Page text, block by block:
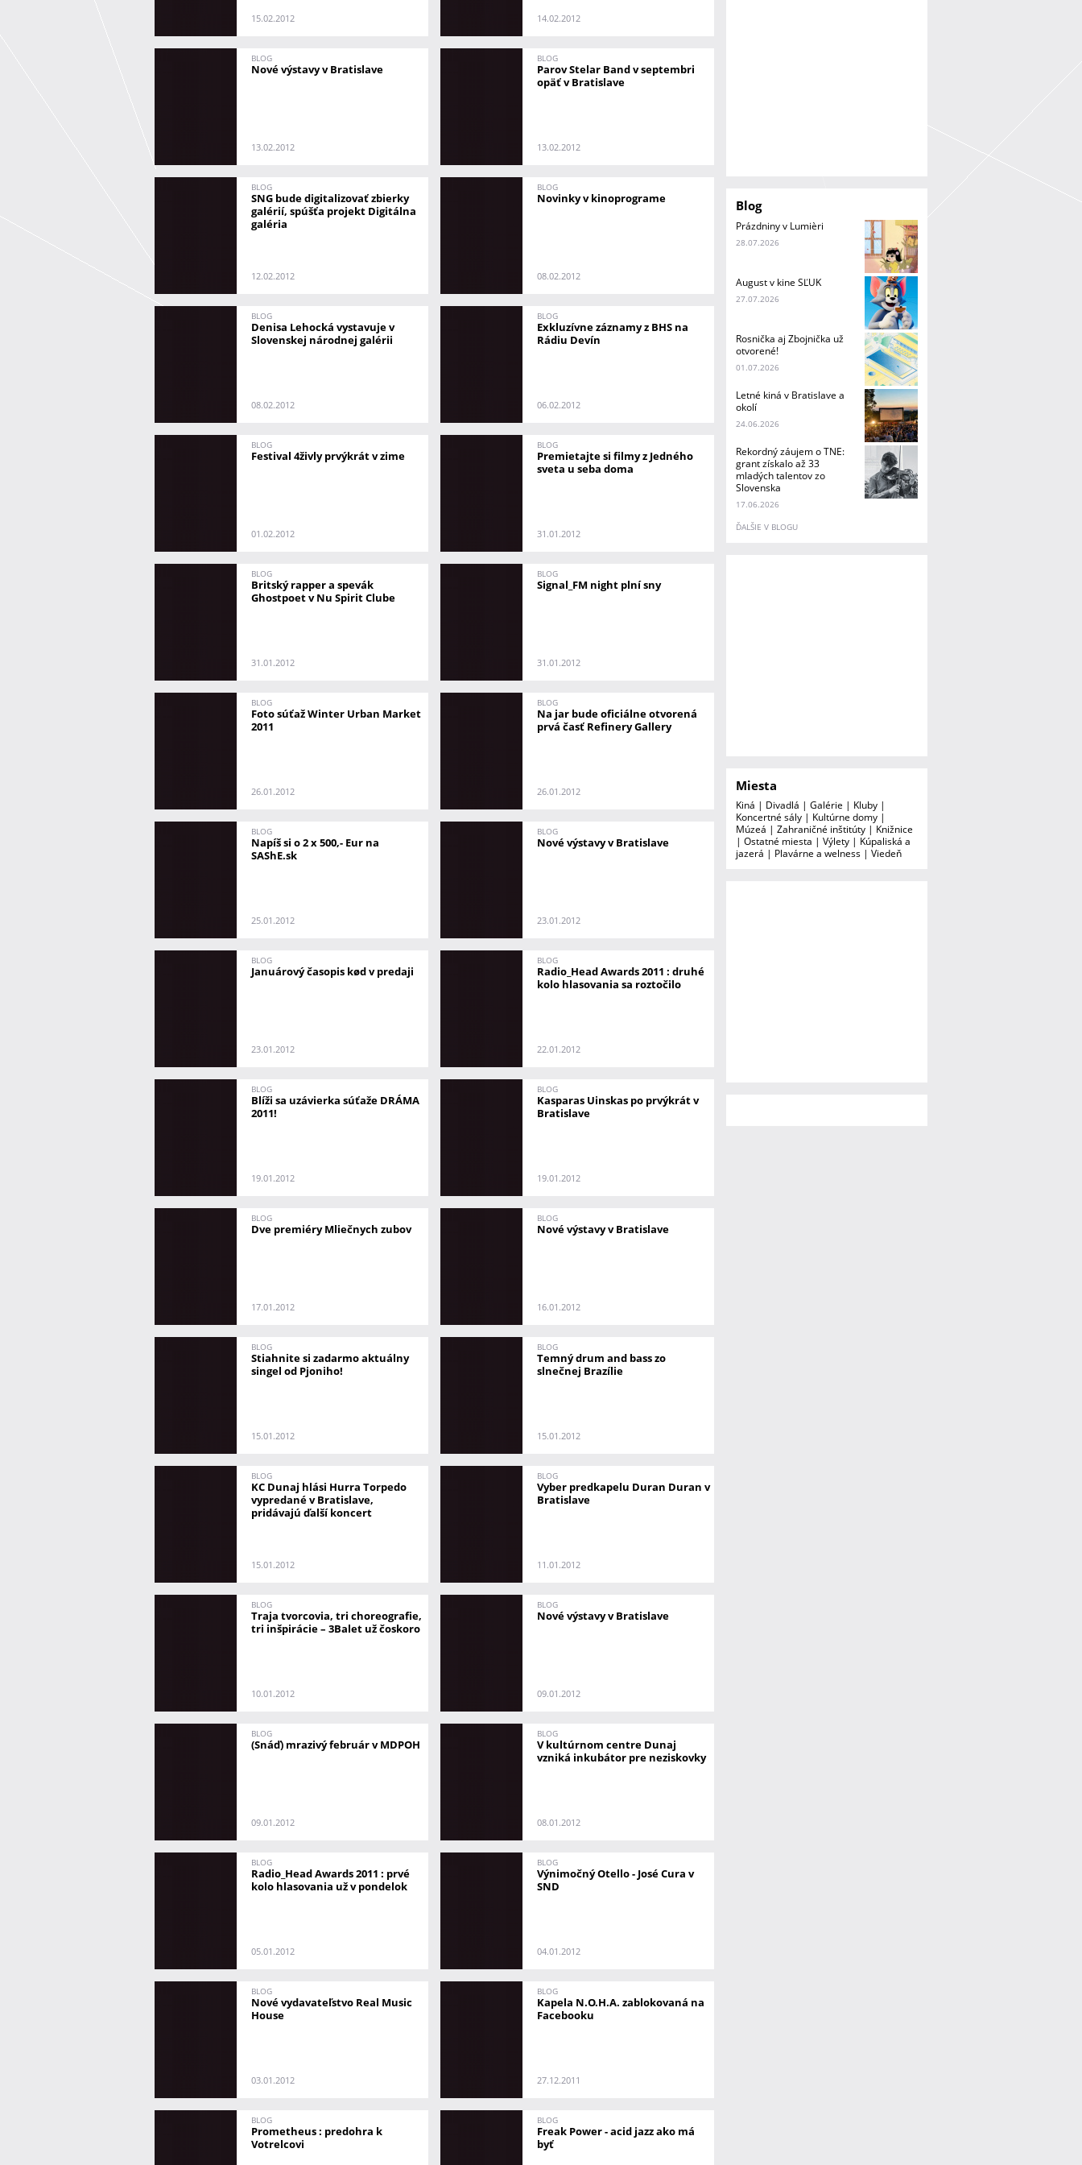
15.02.2012 14.02.2012
BLOG
Nové výstavy v Bratislave
13.02.2012
BLOG
Parov Stelar Band v septembri
opäť v Bratislave
13.02.2012
BLOG
SNG bude digitalizovať zbierky
galérií, spúšťa projekt Digitálna
galéria
12.02.2012
BLOG
Novinky v kinoprograme
08.02.2012
BLOG
Denisa Lehocká vystavuje v
Slovenskej národnej galérii
08.02.2012
BLOG
Exkluzívne záznamy z BHS na
Rádiu Devín
06.02.2012
BLOG
Festival 4živly prvýkrát v zime
01.02.2012
BLOG
Premietajte si filmy z Jedného
sveta u seba doma
31.01.2012
BLOG
Britský rapper a spevák
Ghostpoet v Nu Spirit Clube
31.01.2012
BLOG
Signal_FM night plní sny
31.01.2012
BLOG
Foto súťaž Winter Urban Market
2011
26.01.2012
BLOG
Na jar bude oficiálne otvorená
prvá časť Refinery Gallery
26.01.2012
BLOG
Napíš si o 2 x 500,- Eur na
SAShE.sk
25.01.2012
BLOG
Nové výstavy v Bratislave
23.01.2012
BLOG
Januárový časopis kød v predaji
23.01.2012
BLOG
Radio_Head Awards 2011 : druhé
kolo hlasovania sa roztočilo
22.01.2012
BLOG
Blíži sa uzávierka súťaže DRÁMA
2011!
19.01.2012
BLOG
Kasparas Uinskas po prvýkrát v
Bratislave
19.01.2012
BLOG
Dve premiéry Mliečnych zubov
17.01.2012
BLOG
Nové výstavy v Bratislave
16.01.2012
BLOG
Stiahnite si zadarmo aktuálny
singel od Pjoniho!
15.01.2012
BLOG
Temný drum and bass zo
slnečnej Brazílie
15.01.2012
BLOG
KC Dunaj hlási Hurra Torpedo
vypredané v Bratislave,
pridávajú ďalší koncert
15.01.2012
BLOG
Vyber predkapelu Duran Duran v
Bratislave
11.01.2012
BLOG
Traja tvorcovia, tri choreografie,
tri inšpirácie – 3Balet už čoskoro
10.01.2012
BLOG
Nové výstavy v Bratislave
09.01.2012
BLOG
(Snáď) mrazivý február v MDPOH
09.01.2012
BLOG
V kultúrnom centre Dunaj
vzniká inkubátor pre neziskovky
08.01.2012
BLOG
Radio_Head Awards 2011 : prvé
kolo hlasovania už v pondelok
05.01.2012
BLOG
Výnimočný Otello - José Cura v
SND
04.01.2012
BLOG
Nové vydavateľstvo Real Music
House
03.01.2012
BLOG
Kapela N.O.H.A. zablokovaná na
Facebooku
27.12.2011
BLOG
Prometheus : predohra k
Votrelcovi
BLOG
Freak Power - acid jazz ako má
byť
Blog
Prázdniny v Lumièri
28.07.2026
August v kine SĽUK
27.07.2026
Rosnička aj Zbojnička už
otvorené!
01.07.2026
Letné kiná v Bratislave a
okolí
24.06.2026
Rekordný záujem o TNE:
grant získalo až 33
mladých talentov zo
Slovenska
17.06.2026
ĎALŠIE V BLOGU
Miesta
Kiná | Divadlá | Galérie | Kluby |
Koncertné sály | Kultúrne domy |
Múzeá | Zahraničné inštitúty | Knižnice
| Ostatné miesta | Výlety | Kúpaliská a
jazerá | Plavárne a welness | Viedeň